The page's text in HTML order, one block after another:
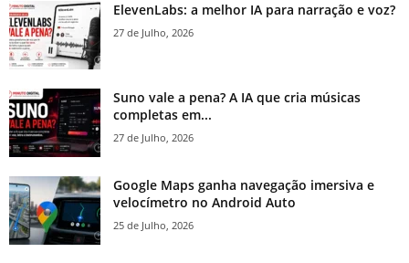
ElevenLabs: a melhor IA para narração e voz?
27 de Julho, 2026
Suno vale a pena? A IA que cria músicas
completas em...
27 de Julho, 2026
Google Maps ganha navegação imersiva e
velocímetro no Android Auto
25 de Julho, 2026